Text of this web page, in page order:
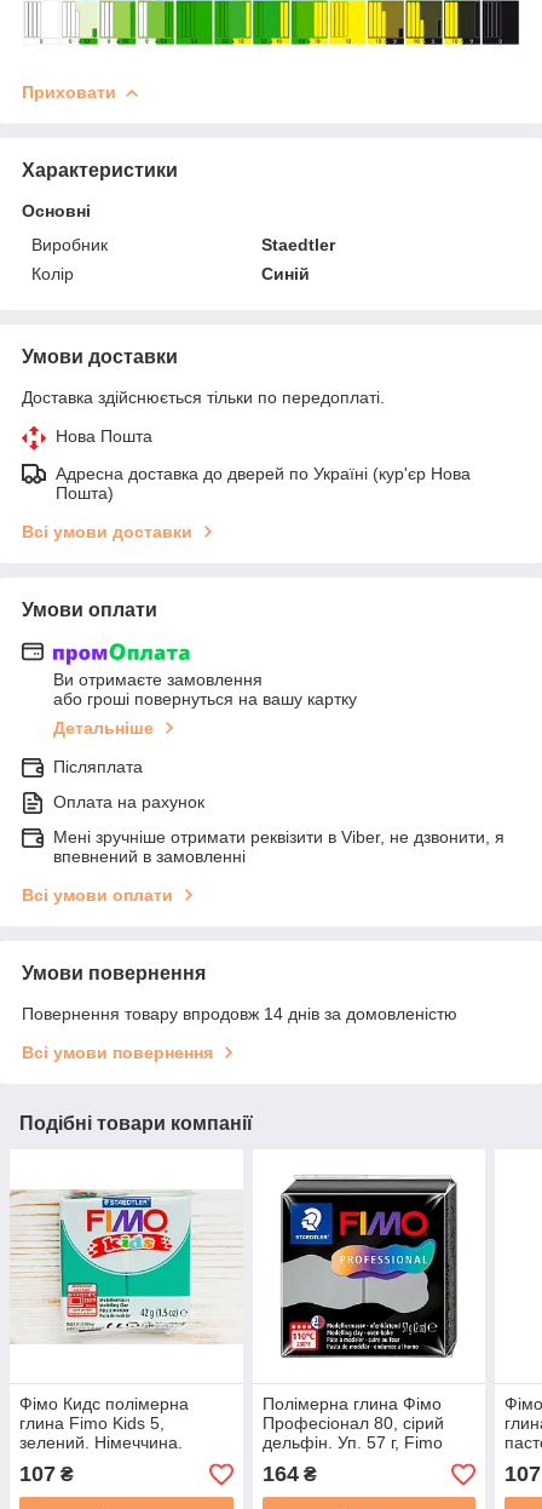
Приховати
Характеристики
Основні
Виробник
Staedtler
Колір
Синій
Умови доставки
Доставка здійснюється тільки по передоплаті.
Нова Пошта
Адресна доставка до дверей по Україні (кур'єр Нова
Пошта)
Всі умови доставки
Умови оплати
Ви отримаєте замовлення
або гроші повернуться на вашу картку
Детальніше
Післяплата
Оплата на рахунок
Мені зручніше отримати реквізити в Viber, не дзвонити, я
впевнений в замовленні
Всі умови оплати
Умови повернення
Повернення товару впродовж 14 днів за домовленістю
Всі умови повернення
Подібні товари компанії
Фімо Кидс полімерна
глина Fimo Kids 5,
зелений. Німеччина.
107 ₴
Полімерна глина Фімо
Професіонал 80, сірий
дельфін. Уп. 57 г, Fimo
164₴ 107